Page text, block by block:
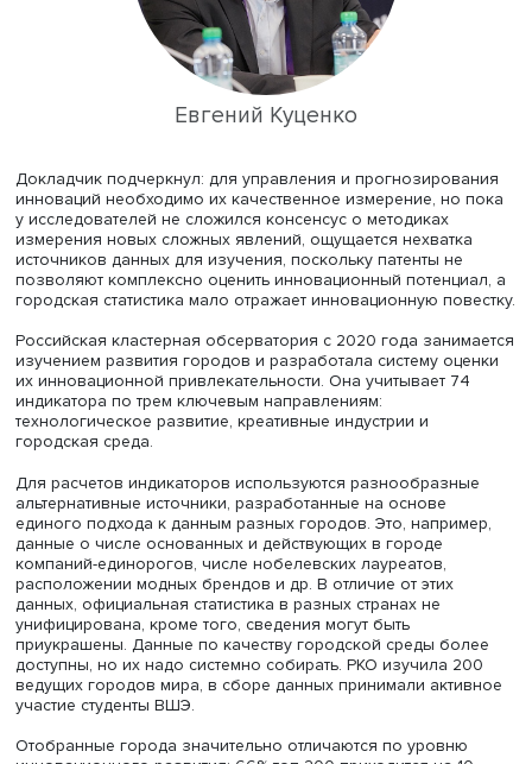
Евгений Куценко
Докладчик подчеркнул: для управления и
инноваций необходимо их качественное измерение,
у исследователей не сложился консенсус о методиках
измерения новых сложных явлений, ощущается
источников данных для изучения, поскольку патенты не
позволяют комплексно оценить инновационный
городская статистика мало отражает инновационную
Российская кластерная обсерватория с 2020 года
изучением развития городов и разработала систему
их инновационной привлекательности. Она учитывает
индикатора по трем ключевым направлениям:
технологическое развитие, креативные индустрии и